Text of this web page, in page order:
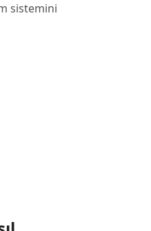
sistemini